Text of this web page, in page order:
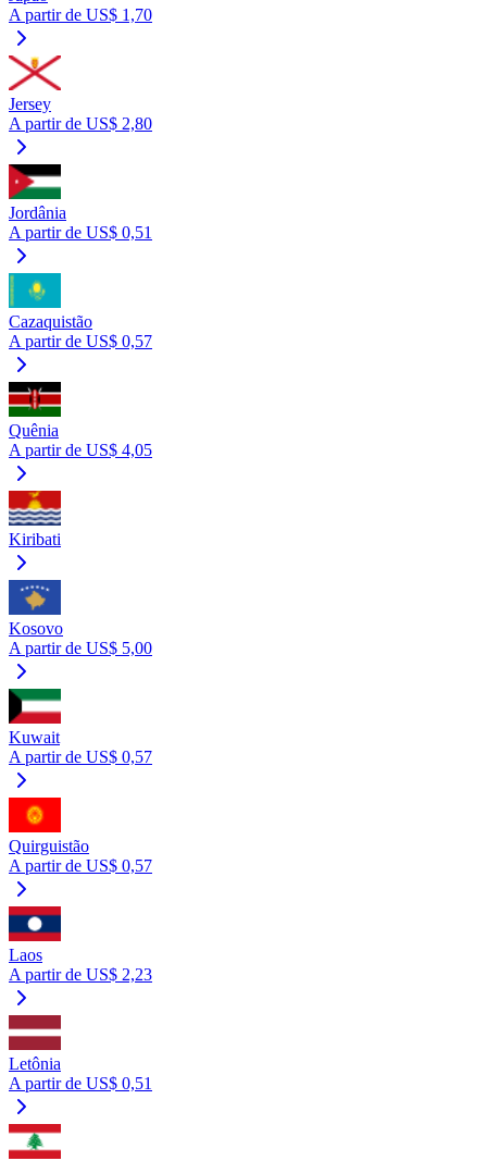
A partir de US$ 1,70
Jersey
A partir de US$ 2,80
Jordânia
A partir de US$ 0,51
Cazaquistão
A partir de US$ 0,57
Quênia
A partir de US$ 4,05
Kiribati
Kosovo
A partir de US$ 5,00
Kuwait
A partir de US$ 0,57
Quirguistão
A partir de US$ 0,57
Laos
A partir de US$ 2,23
Letônia
A partir de US$ 0,51